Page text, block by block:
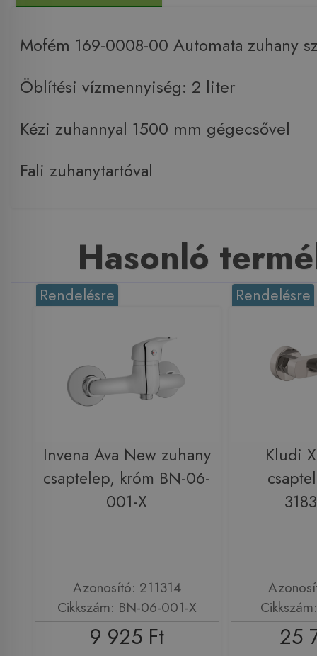
Mofém 169-0008-00 Automata zuhany
Öblítési vízmennyiség: 2 liter
Kézi zuhannyal 1500 mm gégecsővel
Fali zuhanytartóval
Hasonló
Rendelésre
Invena Ava New zuhany
csaptelep, króm BN-06-
001-X
Azonosító: 211314
Cikkszám: BN-06-001-X
9 925 Ft
Rendelésre
Kludi
25